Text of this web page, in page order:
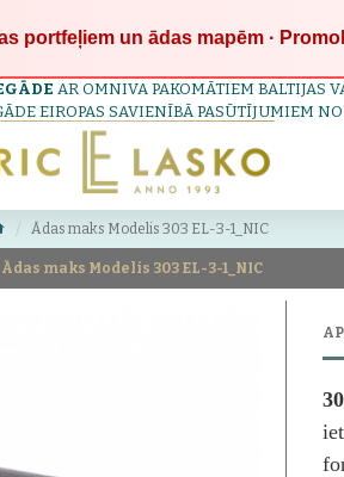
portfeļiem un ādas mapēm ·
AR OMNIVA PAKOMĀTIEM BALTIJAS
EIROPAS SAVIENĪBĀ PASŪTĪJUMIEM
Ādas maks Modelis 303 EL-3-1_NIC
Ādas maks Modelis 303 EL-3-1_NIC